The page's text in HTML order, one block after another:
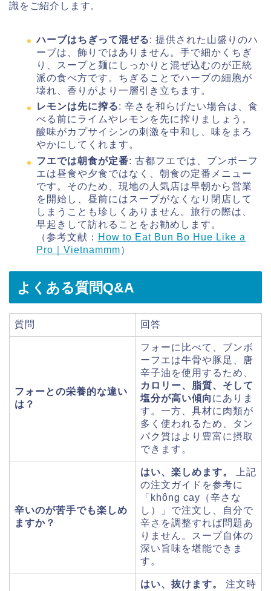
識をご紹介します。
ハーブはちぎって混ぜる: 提供された山盛りのハ
ーブは、飾りではありません。手で細かくちぎ
り、スープと麺にしっかりと混ぜ込むのが正統
派の食べ方です。ちぎることでハーブの細胞が
壊れ、香りがより一層引き立ちます。
レモンは先に搾る: 辛さを和らげたい場合は、食
べる前にライムやレモンを先に搾りましょう。
酸味がカプサイシンの刺激を中和し、味をまろ
やかにしてくれます。
フエでは朝食が定番: 古都フエでは、ブンボーフ
エは昼食や夕食ではなく、朝食の定番メニュー
です。そのため、現地の人気店は早朝から営業
を開始し、昼前にはスープがなくなり閉店して
しまうことも珍しくありません。旅行の際は、
早起きして訪れることをお勧めします。
（参考文献： How to Eat Bun Bo Hue Like a
Pro｜Vietnammm）
よくある質問Q&A
質問 回答
フォーとの栄養的な違い
は？
フォーに比べて、ブンボ
ーフエは牛骨や豚足、唐
辛子油を使用するため、
カロリー、脂質、そして
塩分が高い傾向 にありま
す。一方、具材に肉類が
多く使われるため、タン
パク質はより豊富に摂取
できます。
辛いのが苦手でも楽しめ
ますか？
はい、楽しめます。
上記
の注文ガイドを参考に
「không cay（辛さな
し）」で注文し、自分で
辛さを調整すれば問題あ
りません。スープ自体の
深い旨味を堪能できま
す。
はい、抜けます。
注文時